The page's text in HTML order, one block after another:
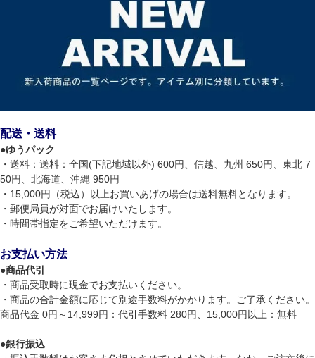
配送・送料
●ゆうパック
・送料：送料：全国(下記地域以外) 600円、信越、九州 650円、東北 7
50円、北海道、沖縄 950円
・15,000円（税込）以上お買いあげの場合は送料無料となります。
・郵便局員が対面でお届けいたします。
・時間帯指定をご希望いただけます。
お支払い方法
●商品代引
・商品受取時に現金でお支払いください。
・商品の合計金額に応じて別途手数料がかかります。ご了承ください。
商品代金 0円～14,999円：代引手数料 280円、15,000円以上：無料
●銀行振込